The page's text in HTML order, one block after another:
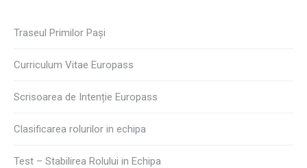
Traseul Primilor Pași
Curriculum Vitae Europass
Scrisoarea de Intenție Europass
Clasificarea rolurilor in echipa
Test – Stabilirea Rolului in Echipa